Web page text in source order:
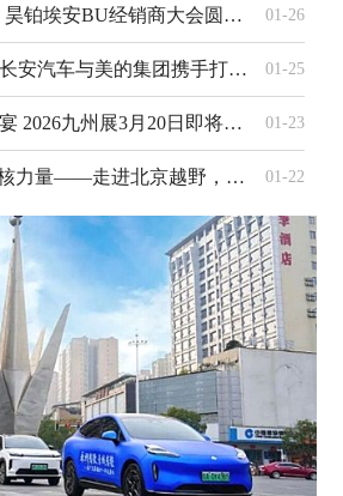
聚势笃行·赢未来！昊铂埃安BU经销商大会圆满召开，开启2026新征程 01-26
开长安，挺美的：长安汽车与美的集团携手打造“人·车·家”智慧生活 01-25
全球汽车人采购盛宴 2026九州展3月20日即将开幕！ 01-23
“看见中国汽车”硬核力量——走进北京越野，“绩”往开来“越”然新生 01-22